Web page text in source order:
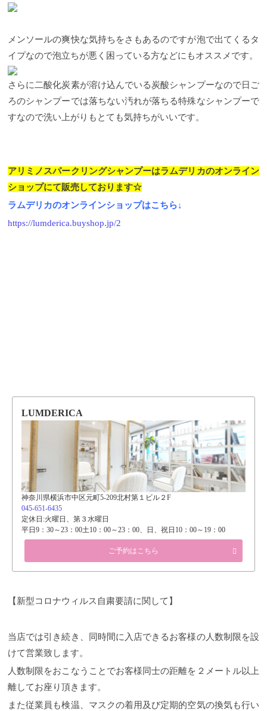
メンソールの爽快な気持ちをさもあるのですが泡で出てくるタ
イプなので泡立ちが悪く困っている方などにもオススメです。
さらに二酸化炭素が溶け込んでいる炭酸シャンプーなので日ご
ろのシャンプーでは落ちない汚れが落ちる特殊なシャンプーで
すなので洗い上がりもとても気持ちがいいです。
アリミノスパークリングシャンプーはラムデリカのオンライン
ショップにて販売しております☆
ラムデリカのオンラインショップはこちら↓
https://lumderica.buyshop.jp/2
LUMDERICA
神奈川県横浜市中区元町5-209北村第１ビル２F
045-651-6435
定休日:火曜日、第３水曜日
平日9：30～23：00土10：00～23：00、日、祝日10：00～19：00
ご予約はこちら
【新型コロナウィルス自粛要請に関して】
当店では引き続き、同時間に入店できるお客様の人数制限を設
けて営業致します。
人数制限をおこなうことでお客様同士の距離を２メートル以上
離してお座り頂きます。
また従業員も検温、マスクの着用及び定期的空気の換気も行い